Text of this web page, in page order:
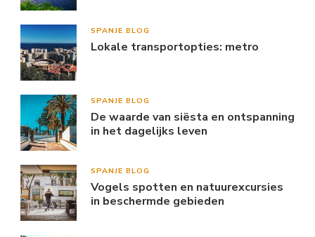
SPANJE BLOG
Lokale transportopties: metro
SPANJE BLOG
De waarde van siësta en ontspanning
in het dagelijks leven
SPANJE BLOG
Vogels spotten en natuurexcursies
in beschermde gebieden